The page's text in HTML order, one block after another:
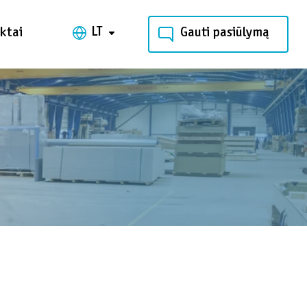
LT Gauti pasiūlymą